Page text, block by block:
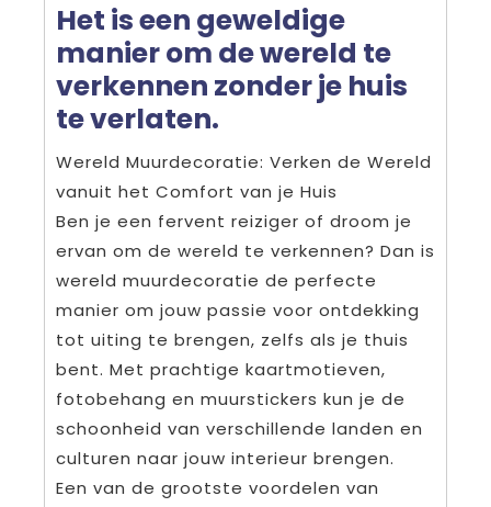
Het is een geweldige
manier om de wereld te
verkennen zonder je huis
te verlaten.
Wereld Muurdecoratie: Verken de Wereld
vanuit het Comfort van je Huis
Ben je een fervent reiziger of droom je
ervan om de wereld te verkennen? Dan is
wereld muurdecoratie de perfecte
manier om jouw passie voor ontdekking
tot uiting te brengen, zelfs als je thuis
bent. Met prachtige kaartmotieven,
fotobehang en muurstickers kun je de
schoonheid van verschillende landen en
culturen naar jouw interieur brengen.
Een van de grootste voordelen van